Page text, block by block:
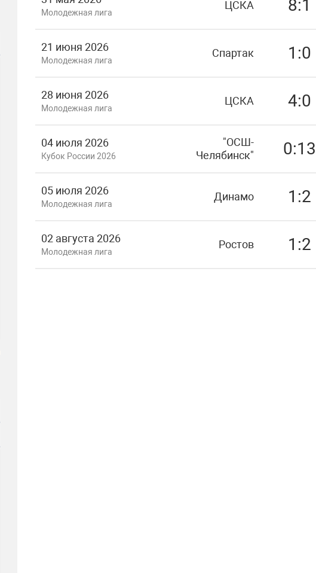
Молодежная лига
ЦСКА 8:1
21 июня 2026
Молодежная лига
Спартак 1:0
28 июня 2026
Молодежная лига
ЦСКА 4:0
04 июля 2026
Кубок России 2026
"ОСШ-
Челябинск"
0:13
05 июля 2026
Молодежная лига
Динамо 1:2
02 августа 2026
Молодежная лига
Ростов 1:2